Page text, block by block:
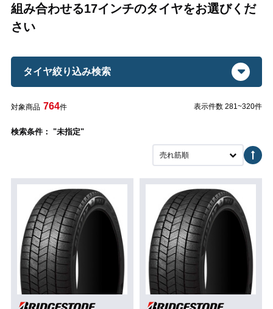
組み合わせる17インチのタイヤをお選びくだ
さい
タイヤ絞り込み検索
対象商品 764件 表示件数 281~320件
検索条件： "未指定"
売れ筋順